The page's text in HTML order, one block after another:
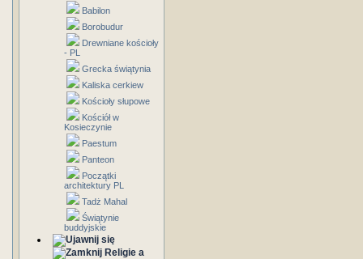
Babilon
Borobudur
Drewniane kościoły
- PL
Grecka świątynia
Kaliska cerkiew
Kościoły słupowe
Kościół w
Kosieczynie
Paestum
Panteon
Początki
architektury PL
Tadż Mahal
Świątynie
buddyjskie
Religie a